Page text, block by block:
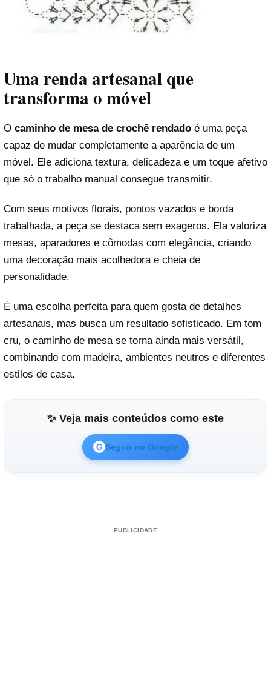
Uma renda artesanal que
transforma o móvel
O caminho de mesa de crochê rendado é uma peça
capaz de mudar completamente a aparência de um
móvel. Ele adiciona textura, delicadeza e um toque afetivo
que só o trabalho manual consegue transmitir.
Com seus motivos florais, pontos vazados e borda
trabalhada, a peça se destaca sem exageros. Ela valoriza
mesas, aparadores e cômodas com elegância, criando
uma decoração mais acolhedora e cheia de
personalidade.
É uma escolha perfeita para quem gosta de detalhes
artesanais, mas busca um resultado sofisticado. Em tom
cru, o caminho de mesa se torna ainda mais versátil,
combinando com madeira, ambientes neutros e diferentes
estilos de casa.
✨ Veja mais conteúdos como este
G Seguir no Google
PUBLICIDADE